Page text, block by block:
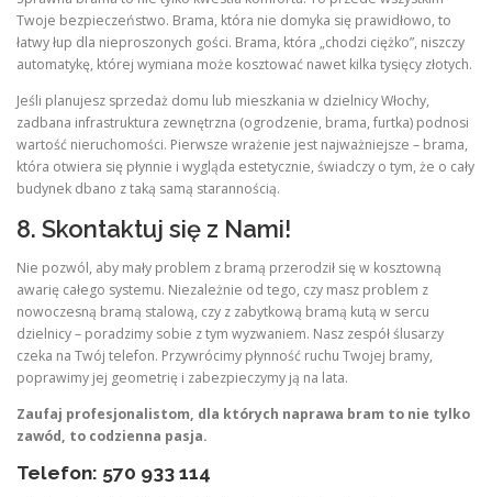
Twoje bezpieczeństwo. Brama, która nie domyka się prawidłowo, to
łatwy łup dla nieproszonych gości. Brama, która „chodzi ciężko”, niszczy
automatykę, której wymiana może kosztować nawet kilka tysięcy złotych.
Jeśli planujesz sprzedaż domu lub mieszkania w dzielnicy Włochy,
zadbana infrastruktura zewnętrzna (ogrodzenie, brama, furtka) podnosi
wartość nieruchomości. Pierwsze wrażenie jest najważniejsze – brama,
która otwiera się płynnie i wygląda estetycznie, świadczy o tym, że o cały
budynek dbano z taką samą starannością.
8. Skontaktuj się z Nami!
Nie pozwól, aby mały problem z bramą przerodził się w kosztowną
awarię całego systemu. Niezależnie od tego, czy masz problem z
nowoczesną bramą stalową, czy z zabytkową bramą kutą w sercu
dzielnicy – poradzimy sobie z tym wyzwaniem. Nasz zespół ślusarzy
czeka na Twój telefon. Przywrócimy płynność ruchu Twojej bramy,
poprawimy jej geometrię i zabezpieczymy ją na lata.
Zaufaj profesjonalistom, dla których naprawa bram to nie tylko
zawód, to codzienna pasja.
Telefon: 570 933 114